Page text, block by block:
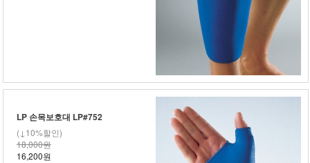
LP 손목보호대 LP#752
(↓10%할인)
18,000원
16,200원